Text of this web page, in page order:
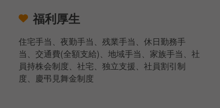
福利厚生
住宅手当、夜勤手当、残業手当、休日勤務手
当、交通費(全額支給)、地域手当、家族手当、社
員持株会制度、社宅、独立支援、社員割引制
度、慶弔見舞金制度